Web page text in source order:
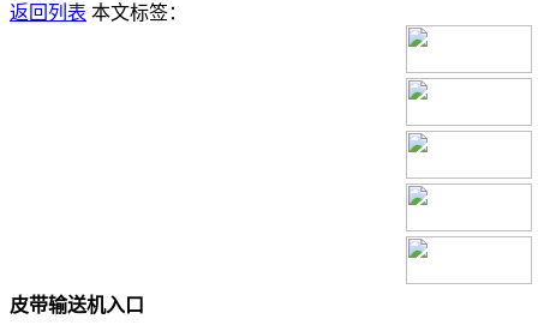
返回列表 本文标签：
皮带输送机入口